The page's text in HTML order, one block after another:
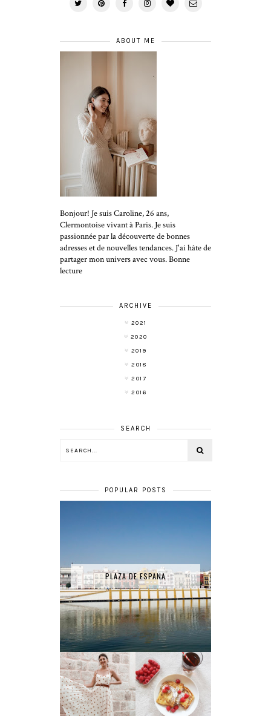
ABOUT ME
Bonjour! Je suis Caroline, 26 ans,
Clermontoise vivant à Paris. Je suis
passionnée par la découverte de bonnes
adresses et de nouvelles tendances. J'ai hâte de
partager mon univers avec vous. Bonne
lecture
ARCHIVE
2021
2020
2019
2018
2017
2016
SEARCH
POPULAR POSTS
PLAZA DE ESPANA
LA ROBE SÉZANE
RECETTE - PAIN
PERDU